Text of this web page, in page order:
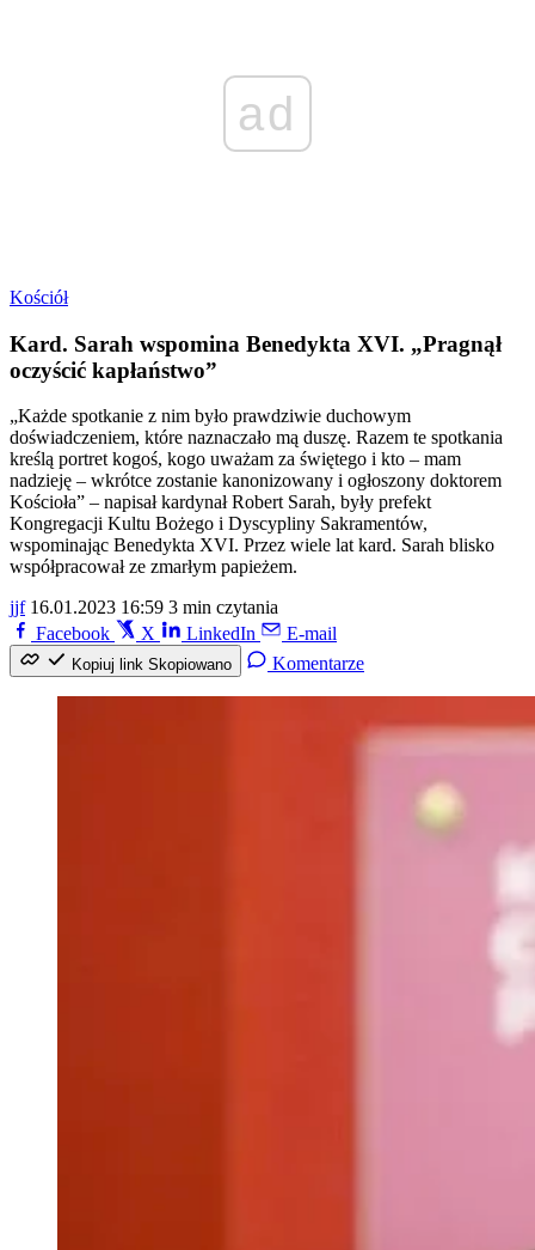
ad
Kościół
Kard. Sarah wspomina Benedykta XVI. „Pragnął
oczyścić kapłaństwo”
„Każde spotkanie z nim było prawdziwie duchowym
doświadczeniem, które naznaczało mą duszę. Razem te spotkania
kreślą portret kogoś, kogo uważam za świętego i kto – mam
nadzieję – wkrótce zostanie kanonizowany i ogłoszony doktorem
Kościoła” – napisał kardynał Robert Sarah, były prefekt
Kongregacji Kultu Bożego i Dyscypliny Sakramentów,
wspominając Benedykta XVI. Przez wiele lat kard. Sarah blisko
współpracował ze zmarłym papieżem.
jjf 16.01.2023 16:59 3 min czytania
Facebook
X LinkedIn E-mail
Kopiuj link Skopiowano Komentarze